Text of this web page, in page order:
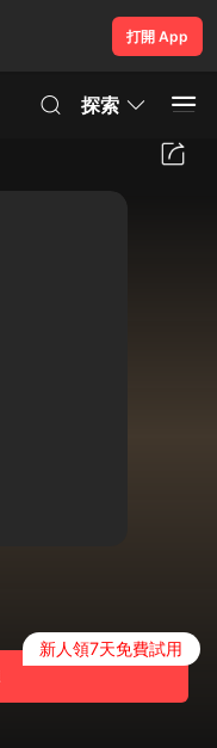
打開 App
探索
新人領7天免費試用